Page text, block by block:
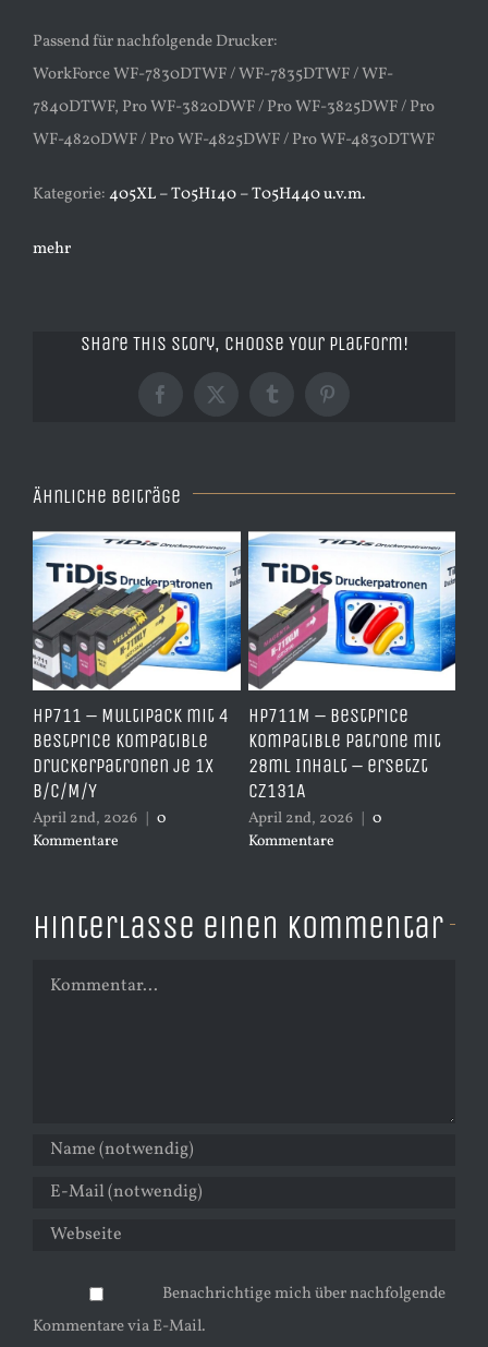
Passend für nachfolgende Drucker:
WorkForce WF-7830DTWF / WF-7835DTWF / WF-
7840DTWF, Pro WF-3820DWF / Pro WF-3825DWF / Pro
WF-4820DWF / Pro WF-4825DWF / Pro WF-4830DTWF
Kategorie:405XL – T05H140 – T05H440 u.v.m.
mehr
Share This Story, Choose Your Platform!
Facebook
X TumblrPinterest
Ähnliche Beiträge
HP711 – Multipack mit 4
BestPrice kompatible
Druckerpatronen je 1x
B/C/M/Y
April 2nd, 2026 | 0
Kommentare
HP711M – BestPrice
kompatible Patrone mit
28ml Inhalt – ersetzt
CZ131A
April 2nd, 2026 | 0
Kommentare
Hinterlasse einen Kommentar
Kommentar
Benachrichtige mich über nachfolgende
Kommentare via E-Mail.